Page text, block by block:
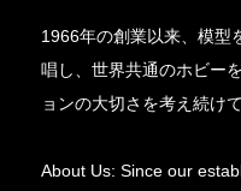
1966年の創業以来、模型
唱し、世界共通のホビー
ョンの大切さを考え続け
About Us: Since our